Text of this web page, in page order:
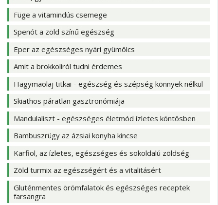
Füge a vitamindús csemege
Spenót a zöld színű egészség
Eper az egészséges nyári gyümölcs
Amit a brokkoliról tudni érdemes
Hagymaolaj titkai - egészség és szépség könnyek nélkül
Skiathos páratlan gasztronómiája
Mandulaliszt - egészséges életmód ízletes köntösben
Bambuszrügy az ázsiai konyha kincse
Karfiol, az ízletes, egészséges és sokoldalú zöldség
Zöld turmix az egészségért és a vitalitásért
Gluténmentes örömfalatok és egészséges receptek
farsangra